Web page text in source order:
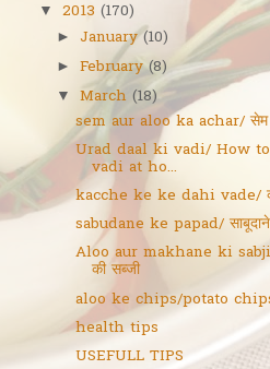
▼
2013 (170)
►January (10)
►February (8)
▼ March (18)
sem aur aloo ka achar/
Urad daal ki vadi/ How
vadi at ho...
kacche ke ke dahi vade/
sabudane ke papad/
Aloo aur makhane ki
की सब्जी
aloo ke chips/potato
health tips
USEFULL TIPS